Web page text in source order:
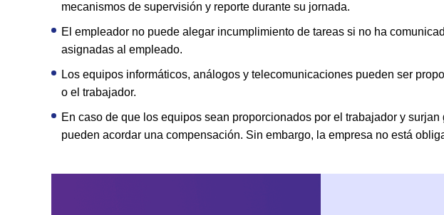
mecanismos de supervisión y reporte durante su jornada.
El empleador no puede alegar incumplimiento de tareas si no ha
asignadas al empleado.
Los equipos informáticos, análogos y telecomunicaciones pueden ser
o el trabajador.
En caso de que los equipos sean proporcionados por el trabajador y
pueden acordar una compensación. Sin embargo, la empresa no está